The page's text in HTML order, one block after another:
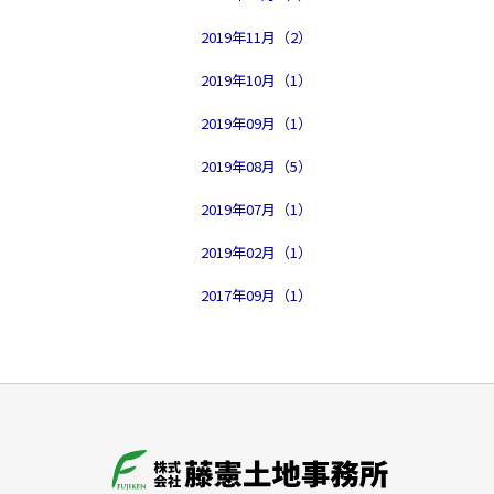
2019年11月（2）
2019年10月（1）
2019年09月（1）
2019年08月（5）
2019年07月（1）
2019年02月（1）
2017年09月（1）